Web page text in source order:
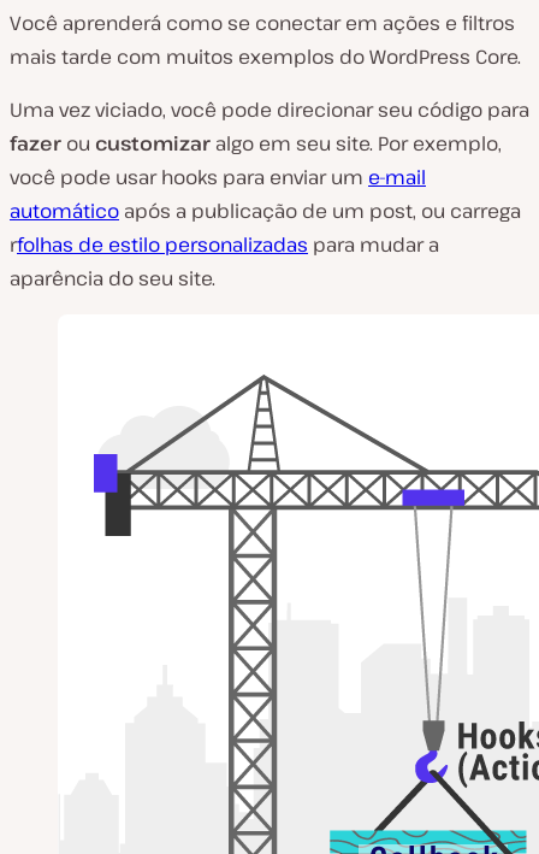
Você aprenderá como se conectar em ações e filtros
mais tarde com muitos exemplos do WordPress Core.
Uma vez viciado, você pode direcionar seu código para
fazer ou customizar algo em seu site. Por exemplo,
você pode usar hooks para enviar um e-mail
automático após a publicação de um post, ou carrega
rfolhas de estilo personalizadas para mudar a
aparência do seu site.